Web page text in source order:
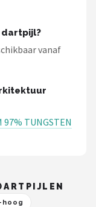
dartpijl?
vanaf
97% TUNGSTEN
hoog